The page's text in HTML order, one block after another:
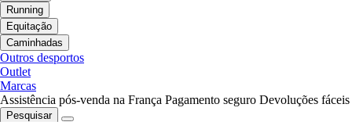
Running
Equitação
Caminhadas
Outros desportos
Outlet
Marcas
Assistência pós-venda na França Pagamento seguro Devoluções fáceis
Pesquisar